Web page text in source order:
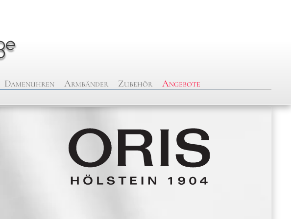
Damenuhren Armbänder Zubehör Angebote